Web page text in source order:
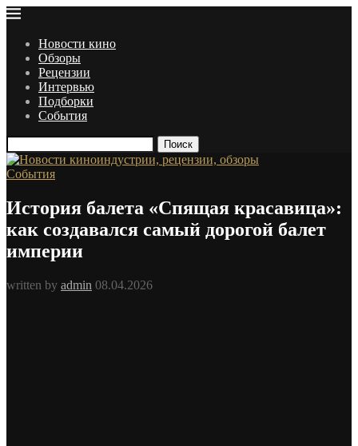
Новости кино
Обзоры
Рецензии
Интервью
Подборки
События
Поиск
События
История балета «Спящая красавица»:
как создавался самый дорогой балет
империи
written by admin 08.04.2026